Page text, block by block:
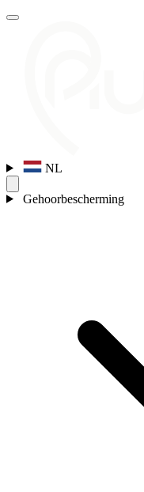
NL
Gehoorbescherming